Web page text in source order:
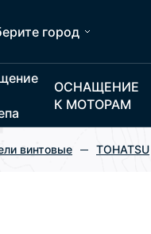
город
ОСНАЩЕНИЕ
К МОТОРАМ
винтовые TOHATSU